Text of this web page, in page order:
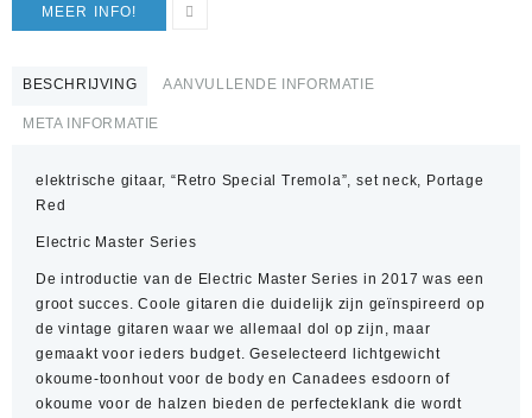
MEER INFO!
BESCHRIJVING AANVULLENDE INFORMATIE
META INFORMATIE
elektrische gitaar, “Retro Special Tremola”, set neck, Portage
Red
Electric Master Series
De introductie van de Electric Master Series in 2017 was een
groot succes. Coole gitaren die duidelijk zijn geïnspireerd op
de vintage gitaren waar we allemaal dol op zijn, maar
gemaakt voor ieders budget. Geselecteerd lichtgewicht
okoume-toonhout voor de body en Canadees esdoorn of
okoume voor de halzen bieden de perfecteklank die wordt